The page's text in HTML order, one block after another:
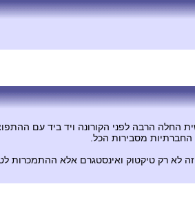
החלה הרבה לפני הקורונה ויד ביד עם
מסבירות הכל.
לא רק טיקטוק ואינסטגרם אלא ההתמכרות